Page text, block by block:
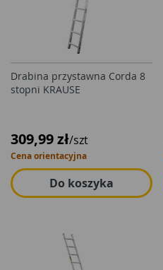
Drabina przystawna Corda 8
stopni KRAUSE
309,99 zł/szt
Cena orientacyjna
Do koszyka